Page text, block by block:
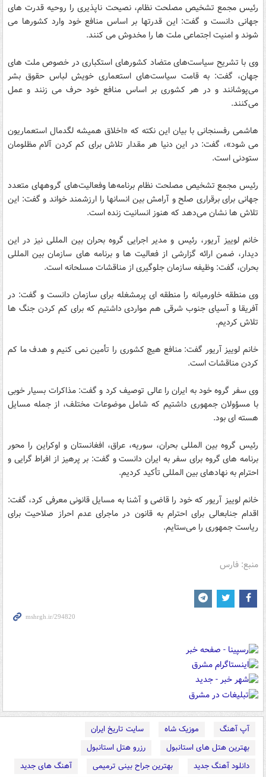
رئیس مجمع تشخیص مصلحت نظام، نصیحت ناپذیری را روحیه قدرت های
جهانی دانست و گفت: این قدرتها بر اساس منافع خود وارد کشورها می
شوند و امنیت اجتماعی ملت ها را مخدوش می کنند.
وی با تشریح سیاست‌های متضاد کشورهای استکباری در خصوص ملت های
جهان، گفت: به قامت سیاست‌های استعماری خویش لباس حقوق بشر
می‌پوشانند و در هر کشوری بر اساس منافع خود حرف می زنند و عمل
می‌کنند.
هاشمی رفسنجانی با بیان این نکته که «اخلاق همیشه لگدمال استعماریون
می شود»، گفت: در این دنیا هر مقدار تلاش برای کم کردن آلام مظلومان
ستودنی است.
رئیس مجمع تشخیص مصلحت نظام برنامه‌ها وفعالیت‌های گروههای متعدد
جهانی برای برقراری صلح و آرامش بین انسانها را ارزشمند خواند و گفت: این
تلاش ها نشان می‌دهد که هنوز انسانیت زنده است.
خانم لوییز آریور، رئیس و مدیر اجرایی گروه بحران بین المللی نیز در این
دیدار، ضمن ارائه گزارشی از فعالیت ها و برنامه های سازمان بین المللی
بحران، گفت: وظیفه سازمان جلوگیری از مناقشات مسلحانه است.
وی منطقه خاورمیانه را منطقه ای پرمشغله برای سازمان دانست و گفت: در
آفریقا و آسیای جنوب شرقی هم مواردی داشتیم که برای کم کردن جنگ ها
تلاش کردیم.
خانم لوییز آریور گفت: منافع هیچ کشوری را تأمین نمی کنیم و هدف ما کم
کردن مناقشات است.
وی سفر گروه خود به ایران را عالی توصیف کرد و گفت: مذاکرات بسیار خوبی
با مسؤولان جمهوری داشتیم که شامل موضوعات مختلف، از جمله مسایل
هسته ای بود.
رئیس گروه بین المللی بحران، سوریه، عراق، افغانستان و اوکراین را محور
برنامه های گروه برای سفر به ایران دانست و گفت: بر پرهیز از افراط گرایی و
احترام به نهادهای بین المللی تأکید کردیم.
خانم لوییز آریور که خود را قاضی و آشنا به مسایل قانونی معرفی کرد، گفت:
اقدام جنابعالی برای احترام به قانون در ماجرای عدم احراز صلاحیت برای
ریاست جمهوری را می‌ستایم.
منبع: فارس
آپ آهنگ موزیک شاه
سایت تاریخ ایران
بهترین هتل های استانبول
رزرو هتل استانبول
دانلود آهنگ جدید
بهترین جراح بینی ترمیمی
آهنگ های جدید